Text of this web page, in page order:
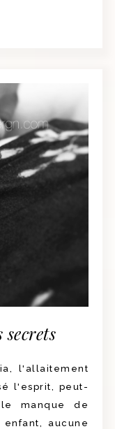
l'allaitement
l'esprit, peut-
manque de
aucune